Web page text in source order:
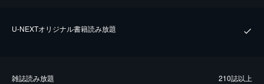
U-NEXTオリジナル書籍読み放題
雑誌読み放題 210誌以上